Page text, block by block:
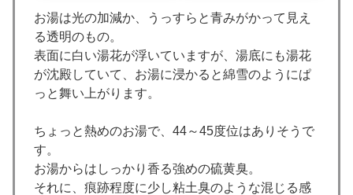
お湯は光の加減か、うっすらと青みがかって見え
る透明のもの。
表面に白い湯花が浮いていますが、湯底にも湯花
が沈殿していて、お湯に浸かると綿雪のようにぱ
っと舞い上がります。
ちょっと熱めのお湯で、44～45度位はありそうで
す。
お湯からはしっかり香る強めの硫黄臭。
それに、痕跡程度に少し粘土臭のような混じる感